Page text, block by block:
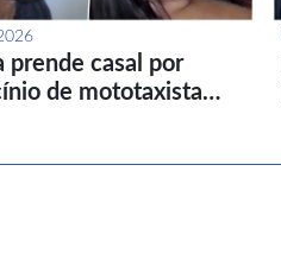
prende casal por
de mototaxista…